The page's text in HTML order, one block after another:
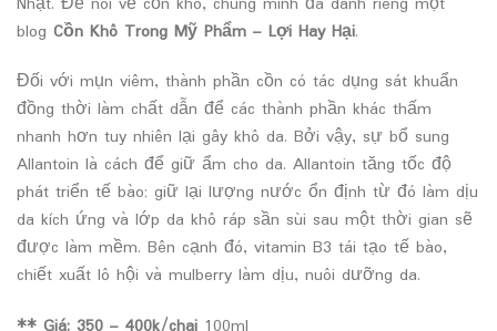
blog Cồn Khô Trong Mỹ Phẩm – Lợi Hay Hại.
Đối với mụn viêm, thành phần cồn có tác dụng sát khuẩn
đồng thời làm chất dẫn để các thành phần khác thấm
nhanh hơn tuy nhiên lại gây khô da. Bởi vậy, sự bổ sung
Allantoin là cách để giữ ẩm cho da. Allantoin tăng tốc độ
phát triển tế bào; giữ lại lượng nước ổn định từ đó làm dịu
da kích ứng và lớp da khô ráp sần sùi sau một thời gian sẽ
được làm mềm. Bên cạnh đó, vitamin B3 tái tạo tế bào,
chiết xuất lô hội và mulberry làm dịu, nuôi dưỡng da.